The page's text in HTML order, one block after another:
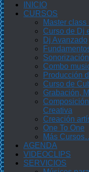
INICIO
CURSOS
Master
Curso de Dj
Dj Avanzado
Combo
Producción
Curso de
Grabación,
Creativa
Creación
One To One
Más
AGENDA
VIDEOCLIPS
SERVICIOS